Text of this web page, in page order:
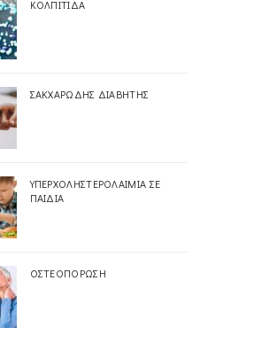
ΚΟΛΠΊΤΙΔΑ
ΣΑΚΧΑΡΏΔΗΣ ΔΙΑΒΉΤΗΣ
ΥΠΕΡΧΟΛΗΣΤΕΡΟΛΑΙΜΊΑ ΣΕ
ΠΑΙΔΙΆ
ΟΣΤΕΟΠΌΡΩΣΗ